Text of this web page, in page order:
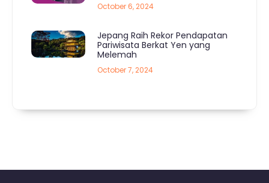
October 6, 2024
Jepang Raih Rekor Pendapatan
Pariwisata Berkat Yen yang
Melemah
October 7, 2024